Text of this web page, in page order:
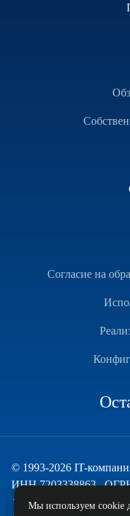
Согласие на
© 1993-2026 IT-
ИНН 7203338863 ,
Техническая поддержка
Мы используем cookie